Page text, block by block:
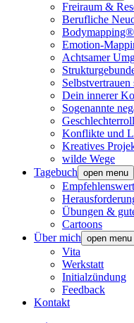
Freiraum &
Berufliche
Bodymapping®
Emotion-
Achtsamer
Selbstvertrauen
Dein innerer
Sogenannte
Konflikte und
Kreatives
wilde Wege
Tagebuch open menu
Übungen &
Cartoons
Über mich open menu
Vita
Werkstatt
Initialzündung
Feedback
Kontakt